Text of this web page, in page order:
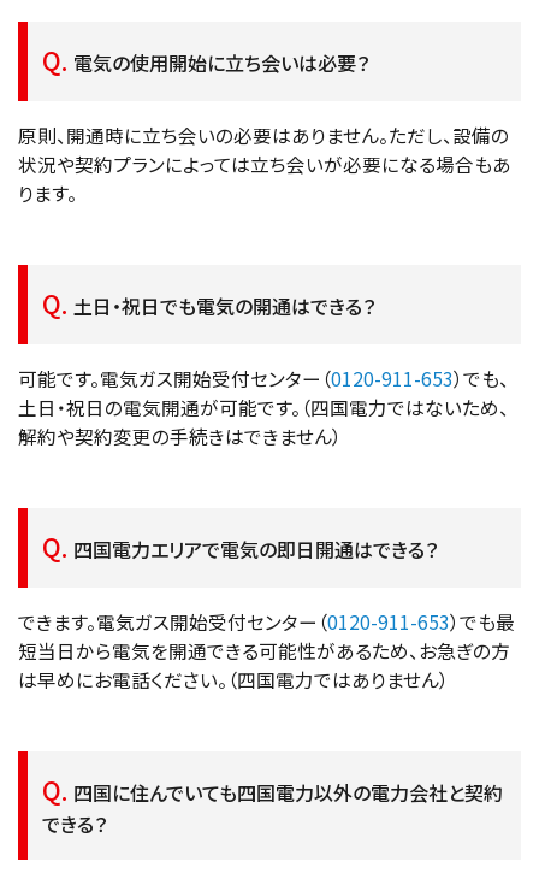
電気の使用開始に立ち会いは必要？
原則、開通時に立ち会いの必要はありません。ただし、設備の
状況や契約プランによっては立ち会いが必要になる場合もあ
ります。
土日・祝日でも電気の開通はできる？
可能です。電気ガス開始受付センター（0120-911-653）でも、
土日・祝日の電気開通が可能です。（四国電力ではないため、
解約や契約変更の手続きはできません）
四国電力エリアで電気の即日開通はできる？
できます。電気ガス開始受付センター（0120-911-653）でも最
短当日から電気を開通できる可能性があるため、お急ぎの方
は早めにお電話ください。（四国電力ではありません）
四国に住んでいても四国電力以外の電力会社と契約
できる？